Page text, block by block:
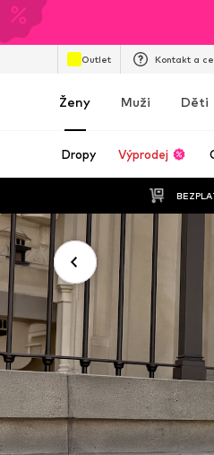
Outlet Kontakt a
Ženy Muži Děti
Dropy Výprodej